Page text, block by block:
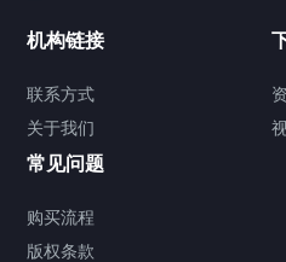
签署类文件海牙认证程序费用
视频中心
机构链接
联系方式
关于我们
常见问题
购买流程
版权条款